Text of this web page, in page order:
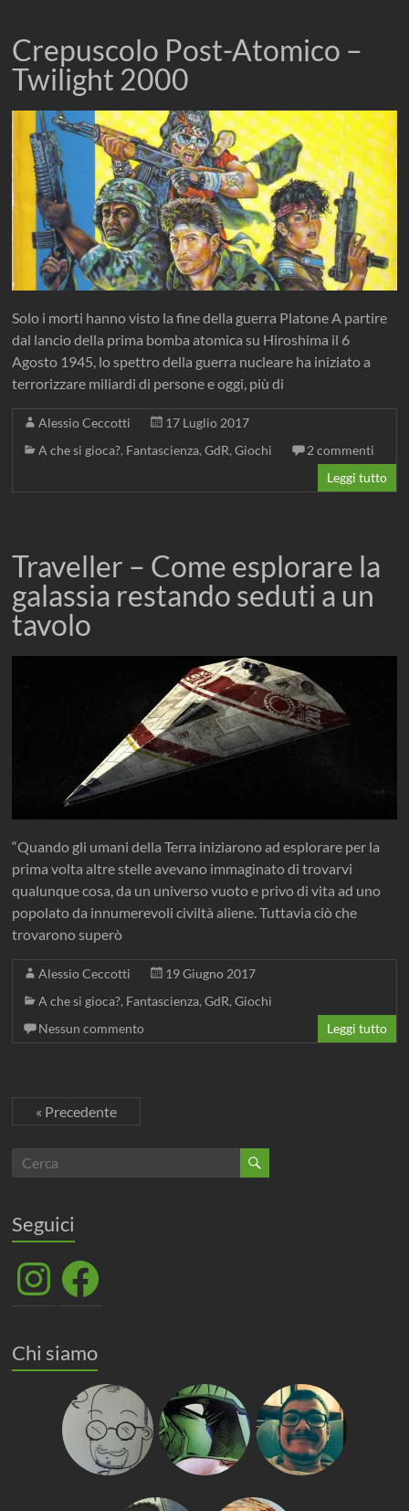
Crepuscolo Post-Atomico –
Twilight 2000
Solo i morti hanno visto la fine della guerra Platone A partire
dal lancio della prima bomba atomica su Hiroshima il 6
Agosto 1945, lo spettro della guerra nucleare ha iniziato a
terrorizzare miliardi di persone e oggi, più di
Alessio Ceccotti
17 Luglio 2017
A che si gioca?, Fantascienza,GdR,Giochi
2 commenti
Leggi tutto
Traveller – Come esplorare la
galassia restando seduti a un
tavolo
“Quando gli umani della Terra iniziarono ad esplorare per la
prima volta altre stelle avevano immaginato di trovarvi
qualunque cosa, da un universo vuoto e privo di vita ad uno
popolato da innumerevoli civiltà aliene. Tuttavia ciò che
trovarono superò
Alessio Ceccotti
19 Giugno 2017
A che si gioca?, Fantascienza,GdR,Giochi
Nessun commento
Leggi tutto
« Precedente
Seguici
InstagramFacebook
Chi siamo